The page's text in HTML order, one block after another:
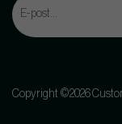
Copyright ©2026